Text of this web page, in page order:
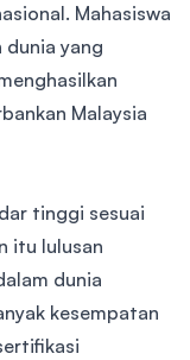
Mahasiswa
dunia yang
Malaysia
tinggi sesuai
itu lulusan
dunia
kesempatan